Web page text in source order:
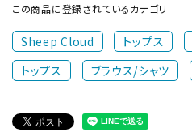
この商品に登録されているカテゴリ
Sheep Cloud トップス
トップス
ブラウス/シャツ